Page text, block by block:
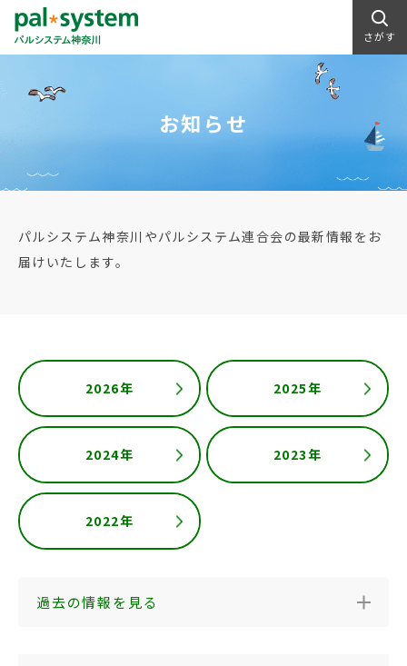
さがす
お知らせ
パルシステム神奈川やパルシステム連合会の最新情報をお
届けいたします。
2026年 2025年
2024年 2023年
2022年
過去の情報を見る